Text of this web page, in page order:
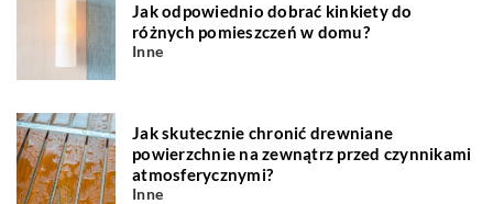
Jak odpowiednio dobrać kinkiety do
różnych pomieszczeń w domu?
Inne
Jak skutecznie chronić drewniane
powierzchnie na zewnątrz przed czynnikami
atmosferycznymi?
Inne